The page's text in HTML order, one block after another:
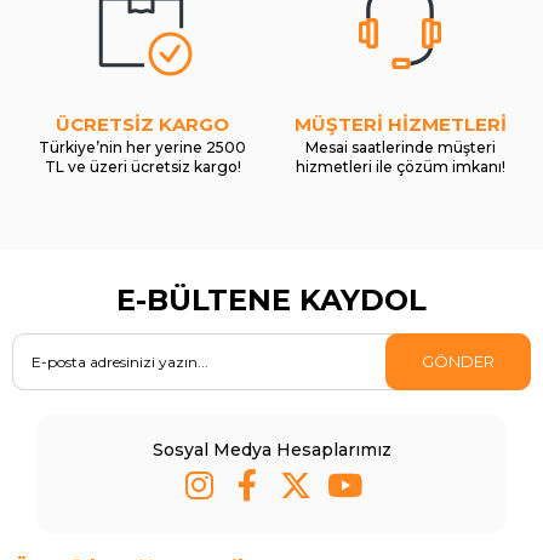
ÜCRETSİZ KARGO
Türkiye’nin her yerine 2500
TL ve üzeri ücretsiz kargo!
MÜŞTERİ HİZMETLERİ
Mesai saatlerinde müşteri
hizmetleri ile çözüm imkanı!
E-BÜLTENE KAYDOL
GÖNDER
Sosyal Medya Hesaplarımız